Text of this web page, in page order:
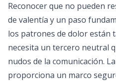
Reconocer que no pueden
de valentía y un paso
los patrones de dolor están
necesita un tercero neutral
nudos de la comunicación.
proporciona un marco